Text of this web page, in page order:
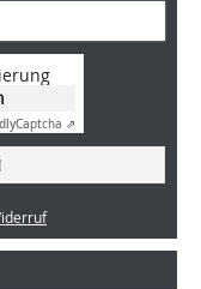
Captcha ⇗